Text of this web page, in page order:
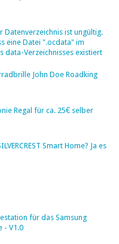
Datenverzeichnis ist ungültig.
eine Datei ".ocdata" im
data-Verzeichnisses existiert
John Doe Roadking
Regal für ca. 25€ selber
Smart Home? Ja es
für das Samsung
- V1.0